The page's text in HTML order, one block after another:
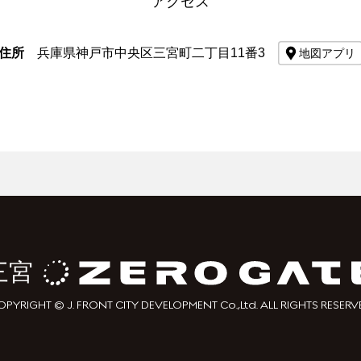
所 兵庫県神戸市中央区三宮町二丁目11番3
宮
© J. FRONT CITY DEVELOPMENT Co.,Ltd. ALL RIGHTS